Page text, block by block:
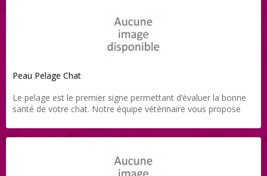
soigneusement sélectionnés pour ses soins dentaires, et le
tout directement livré chez vous grâce à Direct-Vet.
Peau Pelage Chat
Le pelage est le premier signe permettant d’évaluer la bonne
santé de votre chat. Notre équipe vétérinaire vous propose
pour des soins externes de qualité, et le tout directement livré